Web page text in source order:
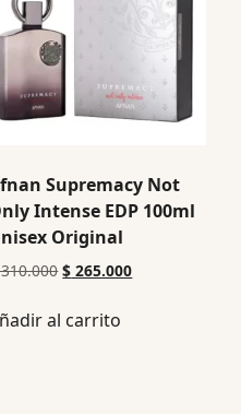
Supremacy Not
Intense EDP 100ml
Original
$ 265.000
al carrito